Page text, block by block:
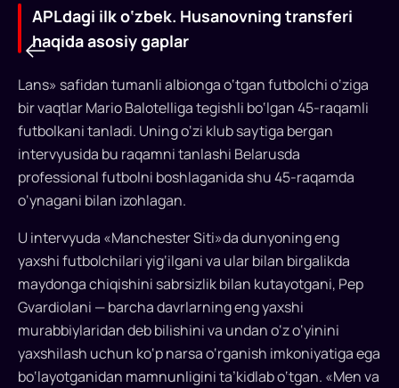
APLdagi
ilk
o‘zbek.
Husanovning
transferi
haqida
asosiy
gaplar
APLdagi ilk o‘zbek. Husanovning transferi
haqida asosiy gaplar
Lans» safidan tumanli albionga o‘tgan futbolchi o‘ziga
bir vaqtlar Mario Balotelliga tegishli bo‘lgan 45-raqamli
futbolkani tanladi. Uning o‘zi klub saytiga bergan
intervyusida bu raqamni tanlashi Belarusda
professional futbolni boshlaganida shu 45-raqamda
o‘ynagani bilan izohlagan.
U intervyuda «Manchester Siti»da dunyoning eng
yaxshi futbolchilari yig‘ilgani va ular bilan birgalikda
maydonga chiqishini sabrsizlik bilan kutayotgani, Pep
Gvardiolani — barcha davrlarning eng yaxshi
murabbiylaridan deb bilishini va undan o‘z o‘yinini
yaxshilash uchun ko‘p narsa o‘rganish imkoniyatiga ega
bo‘layotganidan mamnunligini ta’kidlab o‘tgan. «Men va